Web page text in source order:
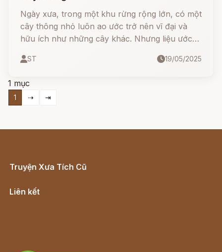
Ngày xưa, trong một khu rừng rộng lớn, có một
cây thông nhỏ luôn ao ước trở nên vĩ đại và
hữu ích như những cây khác. Nhưng liệu ước
cùng lắng nghe câu chuyện đầy cảm động của
hiện tại.
ST 19/05/2025
1 mục
1 ⇢ ⇥
Truyện Xưa Tích Cũ
Liên kết